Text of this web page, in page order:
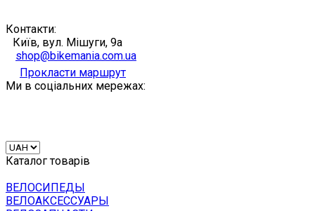
Контакти:
Київ, вул. Мішуги, 9а
shop@bikemania.com.ua
Прокласти маршрут
Ми в соціальних мережах:
Каталог товарів
ВЕЛОСИПЕДЫ
ВЕЛОАКСЕССУАРЫ